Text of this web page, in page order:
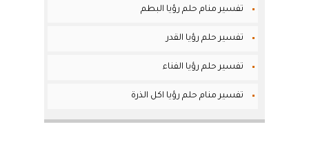
تفسير منام حلم رؤيا البطم
تفسير حلم رؤيا القدر
تفسير حلم رؤيا الفناء
تفسير منام حلم رؤيا اكل الذرة